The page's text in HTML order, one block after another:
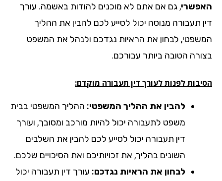
, גם אם אתם לא מוכנים להודות באשמה. עורך
תעבורה מנוסה יכול לסייע לכם להבין את ההליך
לבחון את הראיות נגדכם ולנהל את המשפט
הטובה ביותר עבורכם.
לפנות לעורך דין תעבורה מוקדם:
להבין את ההליך המשפטי:ההליך המשפטי בבית
משפט לתעבורה יכול להיות מורכב ומסובך, ועורך
דין תעבורה יכול לסייע לכם להבין את השלבים
השונים בהליך, את זכויותיכם ואת הסיכויים שלכם.
לבחון את הראיות נגדכם:עורך דין תעבורה יכול